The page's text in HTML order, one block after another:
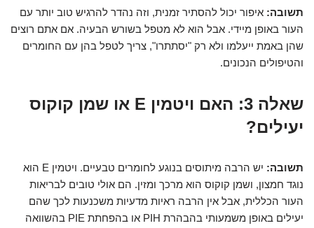
תשובה: איפור יכול להסתיר זמנית, וזה נהדר להרגיש טוב יותר עם
העור באופן מיידי. אבל הוא לא מטפל בשורש הבעיה. אם אתם רוצים
שהן באמת ייעלמו ולא רק "יסתתרו", צריך לטפל בהן עם החומרים
והטיפולים הנכונים.
שאלה 3: האם ויטמין E או שמן קוקוס
יעילים?
תשובה:
יש הרבה מיתוסים בנוגע לחומרים טבעיים. ויטמין E הוא
נוגד חמצון, ושמן קוקוס הוא מרכך ומזין. הם אולי טובים לבריאות
העור הכללית, אבל אין הרבה ראיות מדעיות משכנעות לכך שהם
יעילים באופן משמעותי בהבהרת PIH או בהפחתת PIE בהשוואה